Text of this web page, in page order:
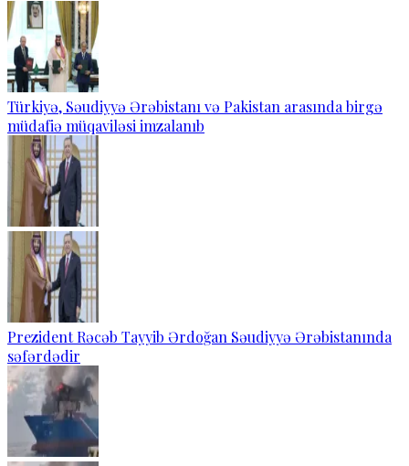
Türkiyə, Səudiyyə Ərəbistanı və Pakistan arasında birgə
müdafiə müqaviləsi imzalanıb
Prezident Rəcəb Tayyib Ərdoğan Səudiyyə Ərəbistanında
səfərdədir